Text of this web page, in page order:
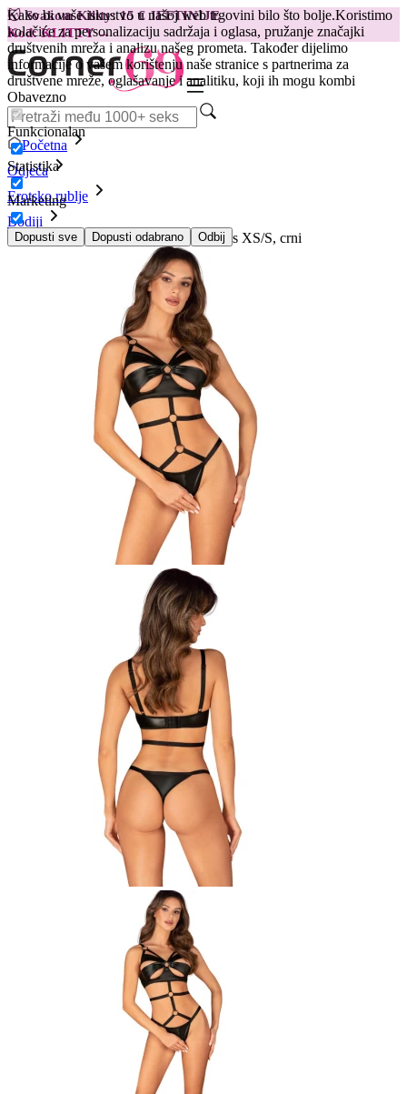
Kako bi vaše iskustvo u našoj web trgovini bilo što bolje.Koristimo
kolačiće za personalizaciju sadržaja i oglasa, pružanje značajki
društvenih mreža i analizu našeg prometa. Također dijelimo
informacije o vašem korištenju naše stranice s partnerima za
društvene mreže, oglašavanje i analitiku, koji ih mogu kombi
Obavezno
Funkcionalan
Statistika
Marketing
Dopusti sve Dopusti odabrano Odbij
😽Svakom Klitty: 15 € JEFTINIJE
Kod: KLITTY →
Početna
Odjeća
Erotsko rublje
Bodiji
Bodi, otvoreni kroj Obsessive - Armares XS/S, crni